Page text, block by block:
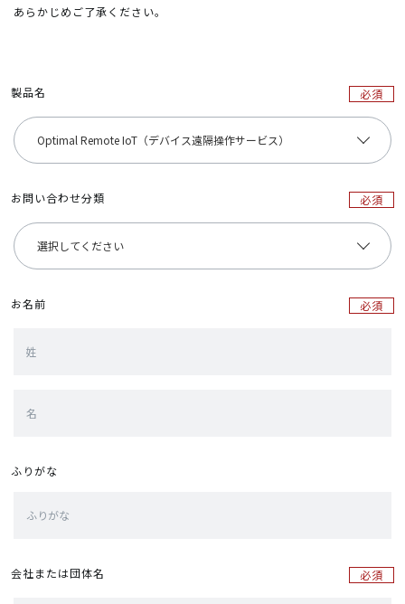
あらかじめご了承ください。
製品名​ 必須
お問い合わせ分類 必須
お名前 必須
ふりがな
会社または団体名 必須